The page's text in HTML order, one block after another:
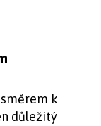
k
důležitý